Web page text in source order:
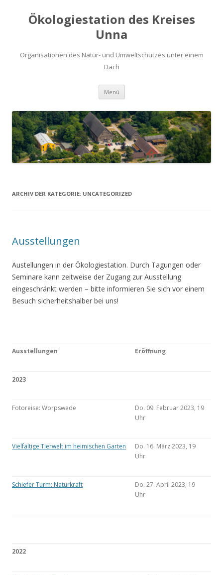
Ökologiestation des Kreises
Unna
Organisationen des Natur- und Umweltschutzes unter einem
Dach
Menü Zum
springen
ARCHIV DER KATEGORIE: UNCATEGORIZED
Ausstellungen
Austellungen in der Ökologiestation. Durch Tagungen oder
Seminare kann zeitweise der Zugang zur Ausstellung
eingeschränkt werden – bitte informieren Sie sich vor einem
Besuch sicherheitshalber bei uns!
Ausstellungen Eröffnung
2023
Fotoreise: Worpswede
Do. 09. Februar 2023, 19
Uhr
Vielfältige Tierwelt im heimischen Garten
Do. 16. März 2023, 19
Uhr
Schiefer Turm: Naturkraft
Do. 27. April 2023, 19
Uhr
2022